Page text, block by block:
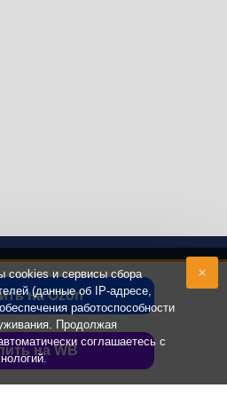
на Ozon
на WB
Адрес:
- 2025КУЗОВИК.РУ
cookies и сервисы сбора
(данные об IP-адресе,
работоспособности
Продолжая
соглашаетесь с